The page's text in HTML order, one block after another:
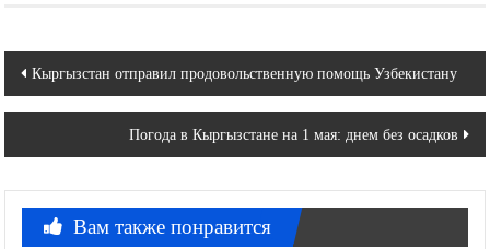
Навигация
по
Кыргызстан отправил продовольственную помощь Узбекистану
Погода в Кыргызстане на 1 мая: днем без осадков
Вам также понравится